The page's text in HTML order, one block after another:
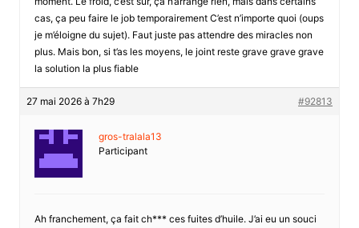
cas, ça peu faire le job temporairement C’est n’importe quoi (oups
je m’éloigne du sujet). Faut juste pas attendre des miracles non
plus. Mais bon, si t’as les moyens, le joint reste grave grave grave
la solution la plus fiable
27 mai 2026 à 7h29 #92813
gros-tralala13
Participant
Ah franchement, ça fait ch*** ces fuites d’huile. J’ai eu un souci